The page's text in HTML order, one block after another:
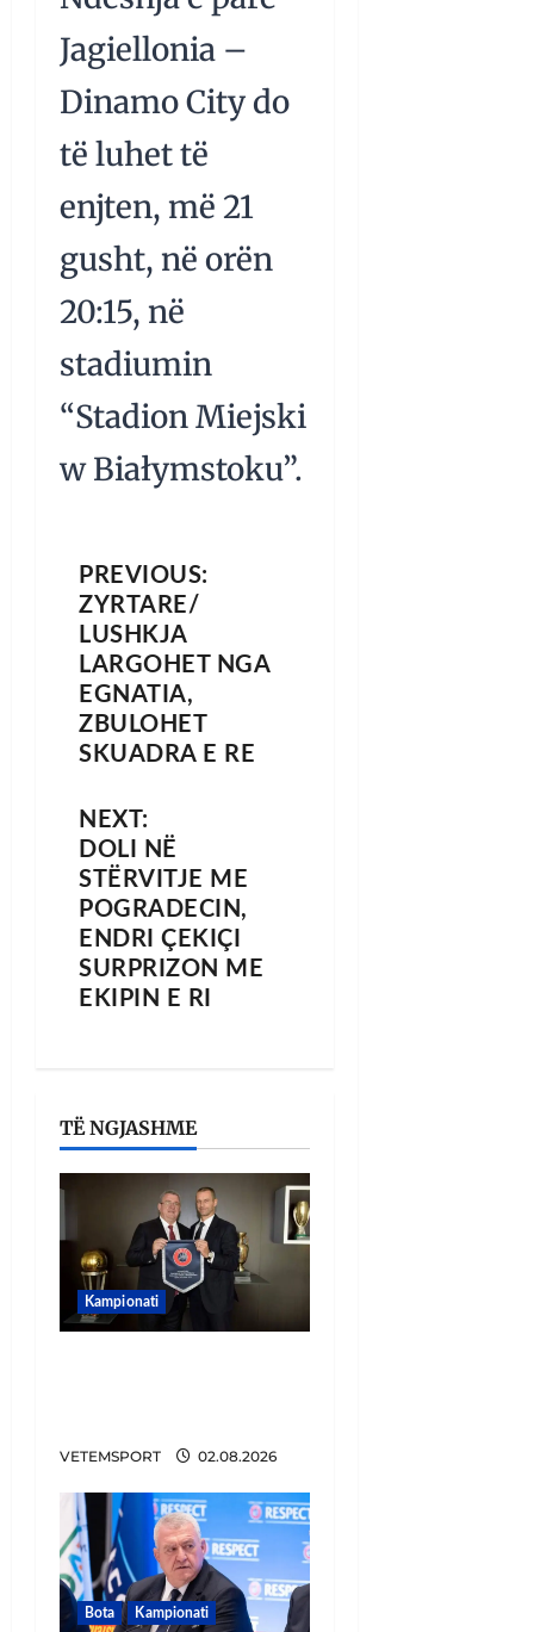
Jagiellonia –
Dinamo City do
të luhet të
enjten, më 21
gusht, në orën
20:15, në
stadiumin
“Stadion Miejski
w Białymstoku”.
PREVIOUS:
ZYRTARE/
LUSHKJA
LARGOHET NGA
EGNATIA,
ZBULOHET
SKUADRA E RE
NEXT:
DOLI NË
STËRVITJE ME
POGRADECIN,
ENDRI ÇEKIÇI
SURPRIZON ME
EKIPIN E RI
TË NGJASHME
Kampionati
VETEMSPORT 02.08.2026
Bota Kampionati